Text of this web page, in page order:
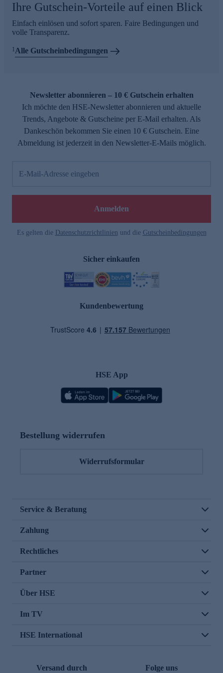
Ihre Gutschein-Vorteile auf einen Blick
Einfach einlösen und sofort sparen. Faire Bedingungen und
volle Transparenz.
1 Alle Gutscheinbedingungen
Newsletter abonnieren – 10 € Gutschein erhalten
Ich möchte den HSE-Newsletter abonnieren und aktuelle
Trends, Angebote & Gutscheine per E-Mail erhalten. Als
Dankeschön bekommen Sie einen 10 € Gutschein. Eine
Abmeldung ist jederzeit in den Newsletter-E-Mails möglich.
E-Mail-Adresse eingeben
Anmelden
Es gelten die Datenschutzrichtlinien und die Gutscheinbedingungen
Sicher einkaufen
Kundenbewertung
HSE App
Bestellung widerrufen
Widerrufsformular
Service & Beratung
Zahlung
Rechtliches
Partner
Über HSE
Im TV
HSE International
Versand durch Folge uns